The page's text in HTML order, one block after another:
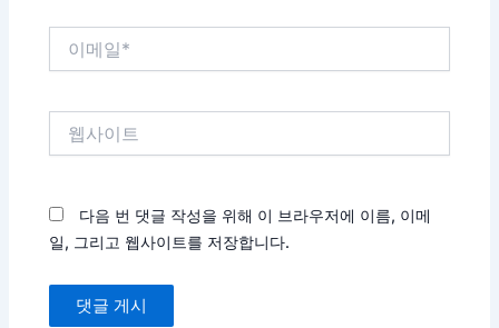
다음 번 댓글 작성을 위해 이 브라우저에 이름, 이메
일, 그리고 웹사이트를 저장합니다.